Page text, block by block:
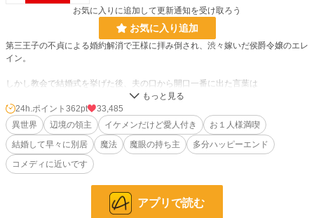
お気に入りに追加して更新通知を受け取ろう
お気に入り追加
第三王子の不貞による婚約解消で王様に拝み倒され、渋々嫁いだ侯爵令嬢のエレ
イン。
しかし教会で結婚式を挙げた後、夫の口から開口一番に出た言葉は
「王命だから君を娶っただけだ。愛してもらえるとは思わないでくれ」
夫となったパトリックの側には長年の恋人であるリリシア。
自分もだけど、向こうだってわたくしの事は見たくも無いはず！っと早々の別居
宣言。
お互いで交わす契約書にほっとするパトリックとエレイン。ほくそ笑む愛人リリ
シア。
本宅からは屋根すら見えない別邸に引きこもりお１人様生活を満喫する予定
24h.ポイント 362pt
33,485
異世界
辺境の領主 イケメンだけど愛人付き
お１人様満喫
結婚して早々に別居
魔法 魔眼の持ち主
多分ハッピーエンド
コメディに近いです
アプリで読む